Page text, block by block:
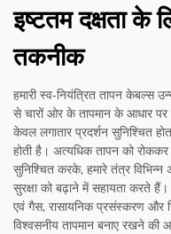
इष्टतम दक्षता के
तकनीक
हमारी स्व-नियंत्रित तापन केबल्स
से चारों ओर के तापमान के आधार पर
केवल लगातार प्रदर्शन सुनिश्चित
होती है। अत्यधिक तापन को
सुनिश्चित करके, हमारे तंत्र
सुरक्षा को बढ़ाने में सहायता करते हैं।
एवं गैस, रासायनिक प्रसंस्करण और
विश्वसनीय तापमान बनाए रखने की